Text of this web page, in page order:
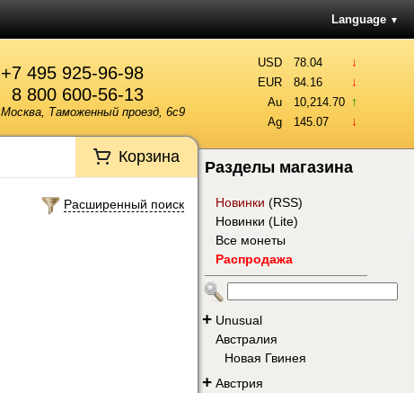
Language ▼
+7 495 925-96-98
8 800 600-56-13
Москва, Таможенный проезд, 6с9
USD 78.04 ↓
EUR 84.16 ↓
Au 10,214.70 ↑
Ag 145.07 ↓
Корзина
Расширенный поиск
Разделы магазина
Новинки (RSS)
Новинки (Lite)
Все монеты
Распродажа
+ Unusual
Австралия
Новая Гвинея
+ Австрия